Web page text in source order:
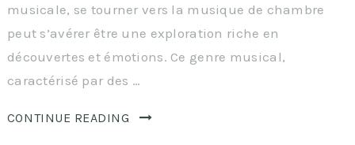
musicale, se tourner vers la musique de chambre
peut s’avérer être une exploration riche en
découvertes et émotions. Ce genre musical,
caractérisé par des …
CONTINUE READING